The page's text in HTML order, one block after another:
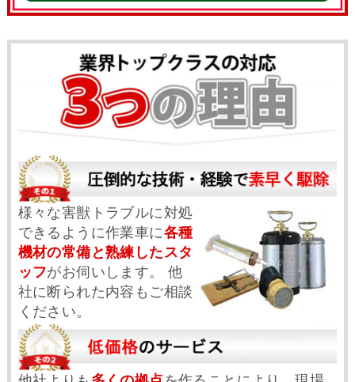
様々な害獣トラブルに対処
できるように作業車に各種
機材の常備と熟練したスタ
ッフがお伺いします。 他
社に断られた内容もご相談
ください。